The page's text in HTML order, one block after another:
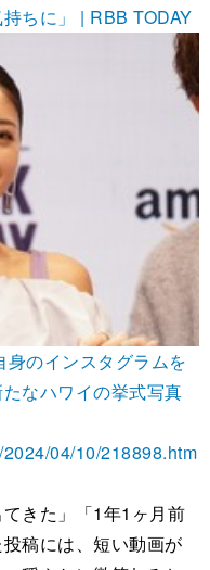
ちに」 | RBB TODAY
身のインスタグラムを
なハワイの挙式写真
04/10/218898.htm
きた」「1年1ヶ月前
稿には、短い動画が